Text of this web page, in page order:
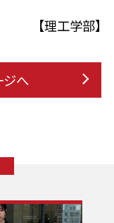
【理工学部】
ジへ